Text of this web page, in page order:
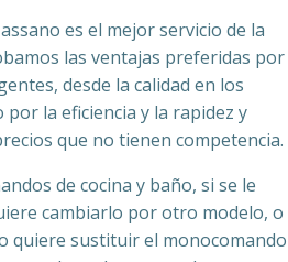
es el mejor servicio de la
las ventajas preferidas por
desde la calidad en los
la eficiencia y la rapidez y
que no tienen competencia.
de cocina y baño, si se le
cambiarlo por otro modelo, o
quiere sustituir el monocomando